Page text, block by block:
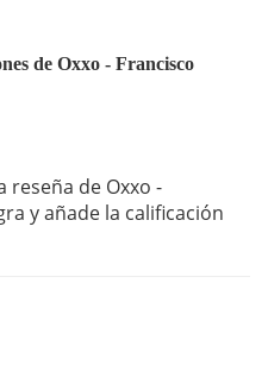
de Oxxo - Francisco
reseña de Oxxo -
y añade la calificación